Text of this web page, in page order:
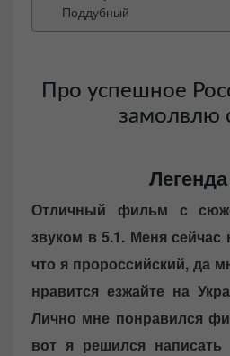
Поддубный
Про успешное
замолвлю
Отличный фильм с
звуком в 5.1. Меня сейчас
что я пророссийский, да
нравится езжайте на
Лично мне понравился
вот я решился написать